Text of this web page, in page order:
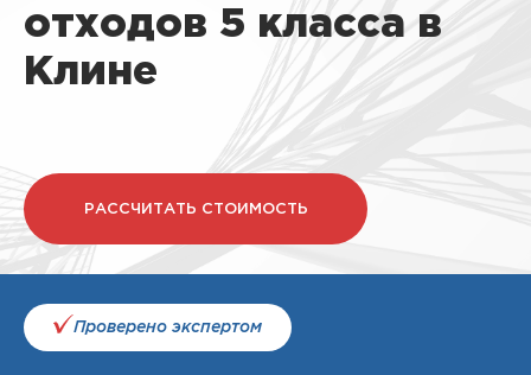
отходов 5 класса в
Клине
РАССЧИТАТЬ СТОИМОСТЬ
Проверено экспертом